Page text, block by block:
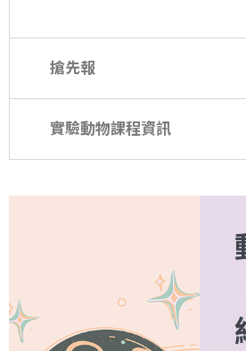
搶先報
實驗動物課程資訊